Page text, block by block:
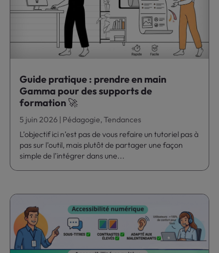
Guide pratique : prendre en main
Gamma pour des supports de
formation 🚀
5 juin 2026 | Pédagogie,Tendances
L’objectif ici n’est pas de vous refaire un tutoriel pas à
pas sur l’outil, mais plutôt de partager une façon
simple de l’intégrer dans une...